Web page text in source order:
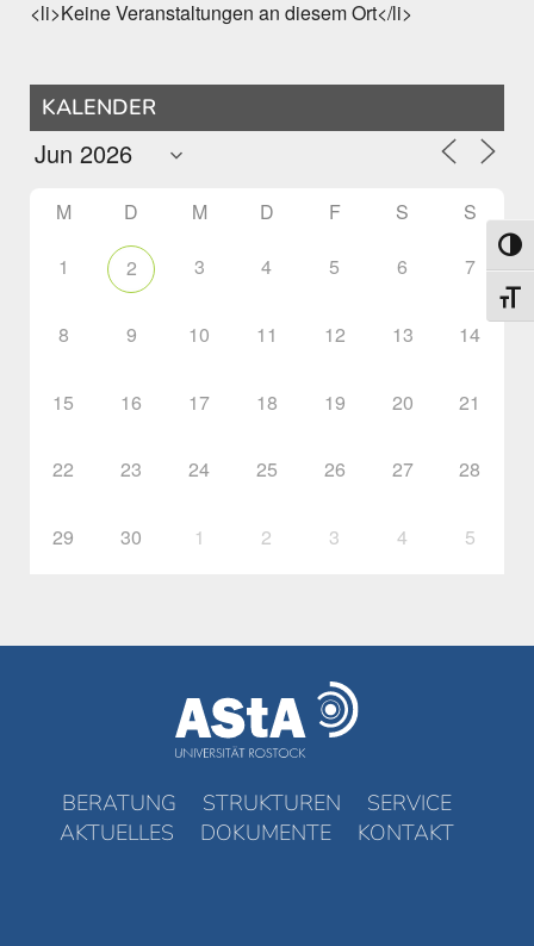
<li>Keine Veranstaltungen an diesem Ort</li>
KALENDER
M D M D F S S
1 2 3 4 5 6 7
8 9 10 11 12 13 14
15 16 17 18 19 20 21
22 23 24 25 26 27 28
29 30 1 2 3 4 5
BERATUNG STRUKTUREN
SERVICE
AKTUELLES
DOKUMENTE KONTAKT